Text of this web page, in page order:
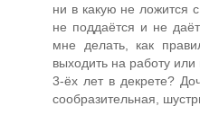
ни в какую не ложится
не поддаётся и не
мне делать, как
выходить на работу
3-ёх лет в декрете?
сообразительная,